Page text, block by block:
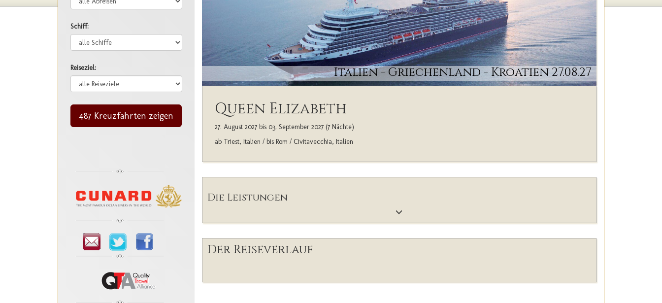
Schiff:
Reiseziel:
487 Kreuzfahrten zeigen
Italien - Griechenland - Kroatien 27.08.27
Queen Elizabeth
27. August 2027 bis 03. September 2027 (7 Nächte)
ab Triest, Italien / bis Rom / Civitavecchia, Italien
Die Leistungen
Der Reiseverlauf